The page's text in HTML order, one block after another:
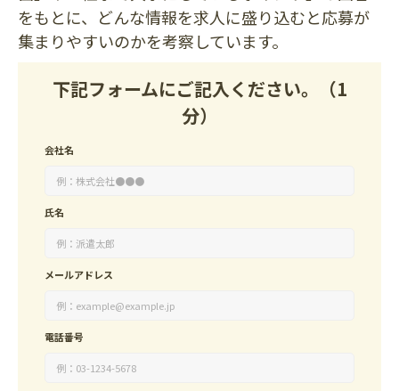
をもとに、どんな情報を求人に盛り込むと応募が
集まりやすいのかを考察しています。
下記フォームにご記入ください。（1
分）
会社名
氏名
メールアドレス
電話番号